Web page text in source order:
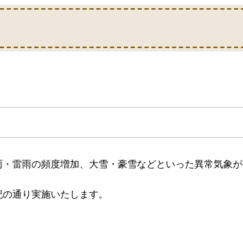
雷雨の頻度増加、大雪・豪雪などといった異常気象が
通り実施いたします。